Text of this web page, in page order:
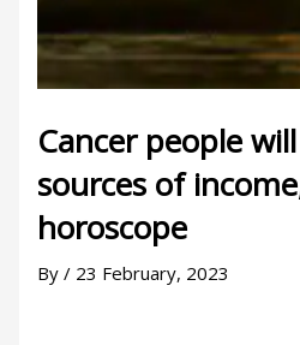
Cancer people
sources of
horoscope
By/ 23 February, 2023